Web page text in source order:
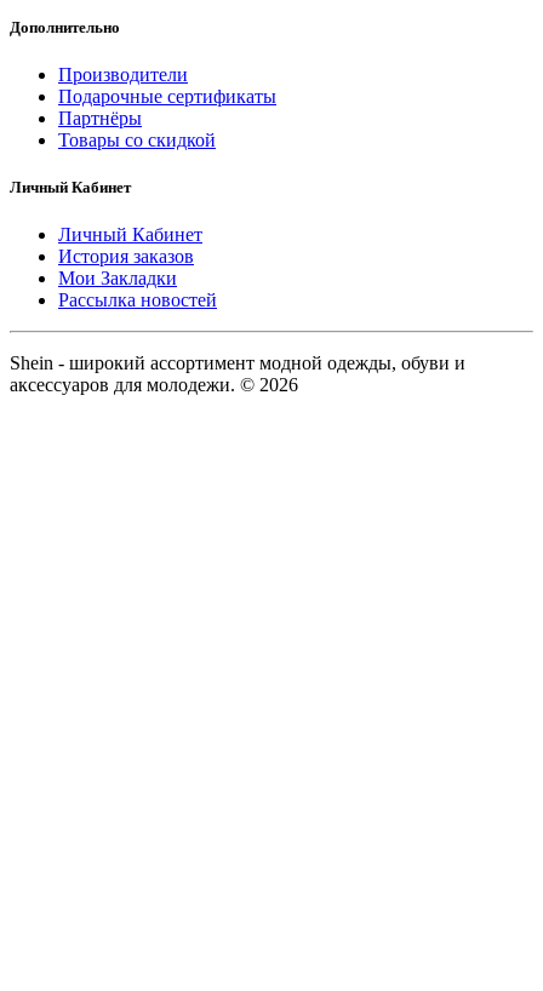
Дополнительно
Производители
Подарочные сертификаты
Партнёры
Товары со скидкой
Личный Кабинет
Личный Кабинет
История заказов
Мои Закладки
Рассылка новостей
Shein - широкий ассортимент модной одежды, обуви и
аксессуаров для молодежи. © 2026